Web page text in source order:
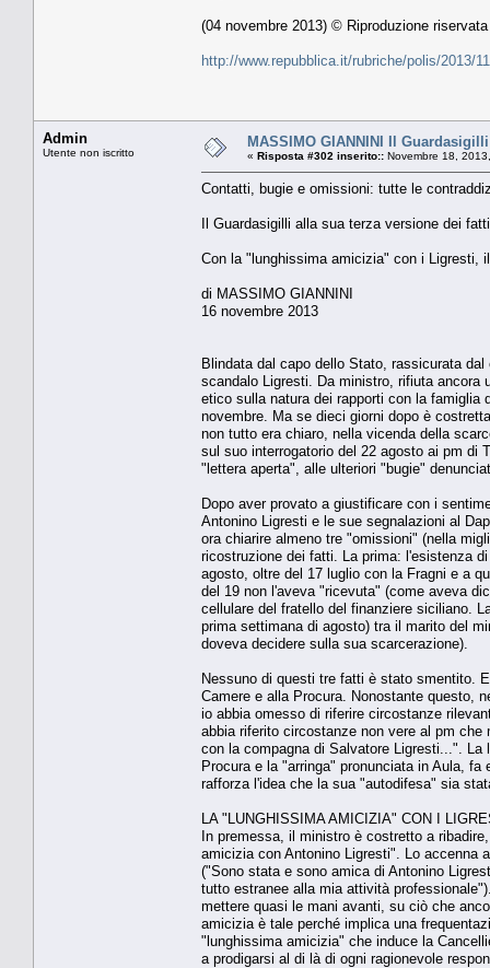
(04 novembre 2013) © Riproduzione riservata
http://www.repubblica.it/rubriche/polis/2013/
Admin
Utente non iscritto
MASSIMO GIANNINI Il
« Risposta #302 inserito:: Novembre 18,
Contatti, bugie e omissioni: tutte le
Il Guardasigilli alla sua terza versione dei
Con la "lunghissima amicizia" con i Ligresti,
di MASSIMO GIANNINI
16 novembre 2013
Blindata dal capo dello Stato, rassicurata
scandalo Ligresti. Da ministro, rifiuta ancora
etico sulla natura dei rapporti con la
novembre. Ma se dieci giorni dopo è
non tutto era chiaro, nella vicenda della
sul suo interrogatorio del 22 agosto ai pm di
"lettera aperta", alle ulteriori "bugie"
Dopo aver provato a giustificare con i
Antonino Ligresti e le sue segnalazioni al
ora chiarire almeno tre "omissioni" (nella
ricostruzione dei fatti. La prima: l'esistenza
agosto, oltre del 17 luglio con la Fragni e a
del 19 non l'aveva "ricevuta" (come aveva
cellulare del fratello del finanziere siciliano.
prima settimana di agosto) tra il marito del
doveva decidere sulla sua scarcerazione).
Nessuno di questi tre fatti è stato smentito.
Camere e alla Procura. Nonostante questo,
io abbia omesso di riferire circostanze
abbia riferito circostanze non vere al pm
con la compagna di Salvatore Ligresti...".
Procura e la "arringa" pronunciata in Aula,
rafforza l'idea che la sua "autodifesa" sia
LA "LUNGHISSIMA AMICIZIA" CON I
In premessa, il ministro è costretto a
amicizia con Antonino Ligresti". Lo accenna
("Sono stata e sono amica di Antonino
tutto estranee alla mia attività
mettere quasi le mani avanti, su ciò che
amicizia è tale perché implica una
"lunghissima amicizia" che induce la
a prodigarsi al di là di ogni ragionevole